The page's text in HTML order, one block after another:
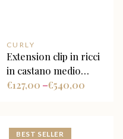
CURLY
Extension clip in ricci
in castano medio
kinky curly
127,00
€ – 540,00
€
BEST SELLER